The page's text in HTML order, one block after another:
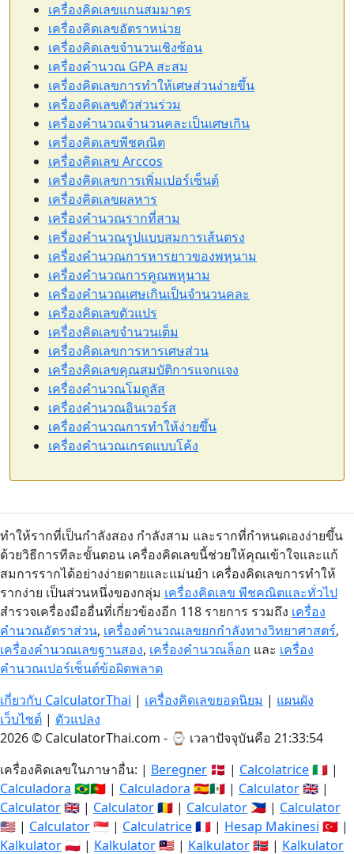
เครื่องคิดเลขแกนสมมาตร
เครื่องคิดเลขอัตราหน่วย
เครื่องคิดเลขจำนวนเชิงซ้อน
เครื่องคำนวณ GPA สะสม
เครื่องคิดเลขการทำให้เศษส่วนง่ายขึ้น
เครื่องคิดเลขตัวส่วนร่วม
เครื่องคำนวณจำนวนคละเป็นเศษเกิน
เครื่องคิดเลขพีชคณิต
เครื่องคิดเลข Arccos
เครื่องคิดเลขการเพิ่มเปอร์เซ็นต์
เครื่องคิดเลขผลหาร
เครื่องคำนวณรากที่สาม
เครื่องคำนวณรูปแบบสมการเส้นตรง
เครื่องคำนวณการหารยาวของพหุนาม
เครื่องคำนวณการคูณพหุนาม
เครื่องคำนวณเศษเกินเป็นจำนวนคละ
เครื่องคิดเลขตัวแปร
เครื่องคิดเลขจำนวนเต็ม
เครื่องคิดเลขการหารเศษส่วน
เครื่องคิดเลขคุณสมบัติการแจกแจง
เครื่องคำนวณโมดูลัส
เครื่องคำนวณอินเวอร์ส
เครื่องคำนวณการทำให้ง่ายขึ้น
เครื่องคำนวณเกรดแบบโค้ง
ทำให้รากที่เป็นกำลังสอง กำลังสาม และรากที่กำหนดเองง่ายขึ้น
ด้วยวิธีการทีละขั้นตอน เครื่องคิดเลขนี้ช่วยให้คุณเข้าใจและแก้
สมการรากได้อย่างง่ายดายและแม่นยำ เครื่องคิดเลขการทำให้
รากง่าย เป็นส่วนหนึ่งของกลุ่ม เครื่องคิดเลข พีชคณิตและทั่วไป
สำรวจเครื่องมืออื่นที่เกี่ยวข้องอีก 118 รายการ รวมถึง เครื่อง
คำนวณอัตราส่วน, เครื่องคำนวณเลขยกกำลังทางวิทยาศาสตร์,
เครื่องคำนวณเลขฐานสอง, เครื่องคำนวณล็อก และ เครื่อง
คำนวณเปอร์เซ็นต์ข้อผิดพลาด
เกี่ยวกับ CalculatorThai | เครื่องคิดเลขยอดนิยม | แผนผัง
เว็บไซต์ | ตัวแปลง
2026 © CalculatorThai.com - ⌚ เวลาปัจจุบันคือ 21:33:55
เครื่องคิดเลขในภาษาอื่น: | Beregner 🇩🇰 | Calcolatrice🇮🇹 |
Calculadora 🇧🇷🇵🇹 | Calculadora 🇪🇸🇲🇽 | Calculator🇬🇧 |
Calculator🇬🇧 | Calculator🇷🇴 | Calculator 🇵🇭 | Calculator
🇺🇸 | Calculator🇸🇬 | Calculatrice🇫🇷 | Hesap Makinesi 🇹🇷 |
Kalkulator🇵🇱 | Kalkulator🇲🇾 | Kalkulator🇳🇴 | Kalkulator